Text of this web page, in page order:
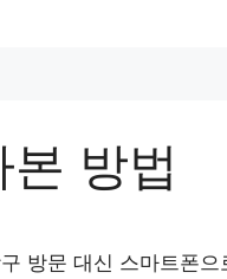
방법
방문 대신 스마트폰으